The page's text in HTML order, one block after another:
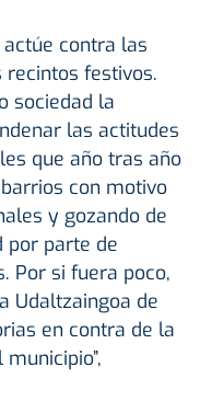
contra las
recintos festivos.
sociedad la
las actitudes
que año tras año
con motivo
y gozando de
por parte de
Por si fuera poco,
Udaltzaingoa de
en contra de la